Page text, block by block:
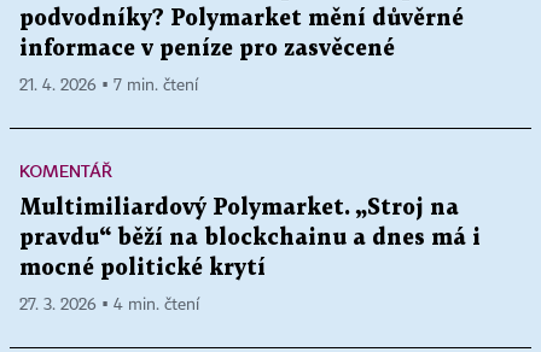
podvodníky? Polymarket mění důvěrné
informace v peníze pro zasvěcené
21. 4. 2026 ▪ 7 min. čtení
KOMENTÁŘ
Multimiliardový Polymarket. „Stroj na
pravdu“ běží na blockchainu a dnes má i
mocné politické krytí
27. 3. 2026 ▪ 4 min. čtení